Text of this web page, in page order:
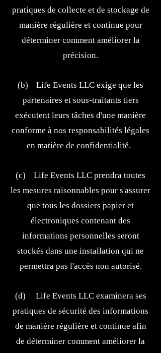
pratiques de collecte et de stockage de
manière régulière et continue pour
déterminer comment améliorer la
précision.
(b) Life Events LLC exige que les
partenaires et sous-traitants tiers
exécutent leurs tâches d'une manière
conforme à nos responsabilités légales
en matière de confidentialité.
(c) Life Events LLC prendra toutes
les mesures raisonnables pour s'assurer
que tous les dossiers papier et
électroniques contenant des
informations personnelles seront
stockés dans une installation qui ne
permettra pas l'accès non autorisé.
(d) Life Events LLC examinera ses
pratiques de sécurité des informations
de manière régulière et continue afin
de déterminer comment améliorer la